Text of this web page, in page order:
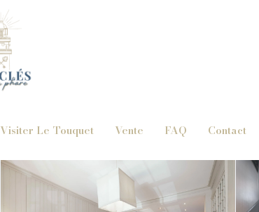
Visiter Le Touquet Vente FAQ Contact